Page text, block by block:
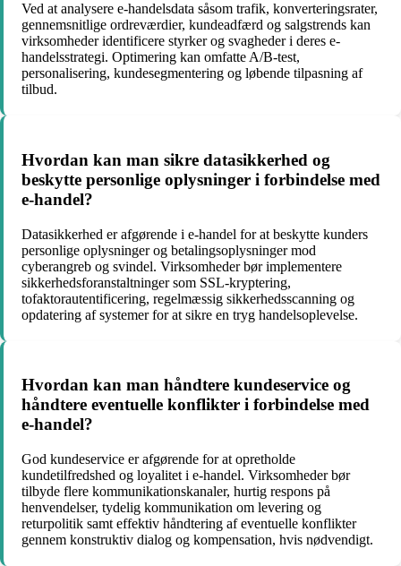
Ved at analysere e-handelsdata såsom trafik, konverteringsrater,
gennemsnitlige ordreværdier, kundeadfærd og salgstrends kan
virksomheder identificere styrker og svagheder i deres e-
handelsstrategi. Optimering kan omfatte A/B-test,
personalisering, kundesegmentering og løbende tilpasning af
tilbud.
Hvordan kan man sikre datasikkerhed og
beskytte personlige oplysninger i forbindelse med
e-handel?
Datasikkerhed er afgørende i e-handel for at beskytte kunders
personlige oplysninger og betalingsoplysninger mod
cyberangreb og svindel. Virksomheder bør implementere
sikkerhedsforanstaltninger som SSL-kryptering,
tofaktorautentificering, regelmæssig sikkerhedsscanning og
opdatering af systemer for at sikre en tryg handelsoplevelse.
Hvordan kan man håndtere kundeservice og
håndtere eventuelle konflikter i forbindelse med
e-handel?
God kundeservice er afgørende for at opretholde
kundetilfredshed og loyalitet i e-handel. Virksomheder bør
tilbyde flere kommunikationskanaler, hurtig respons på
henvendelser, tydelig kommunikation om levering og
returpolitik samt effektiv håndtering af eventuelle konflikter
gennem konstruktiv dialog og kompensation, hvis nødvendigt.